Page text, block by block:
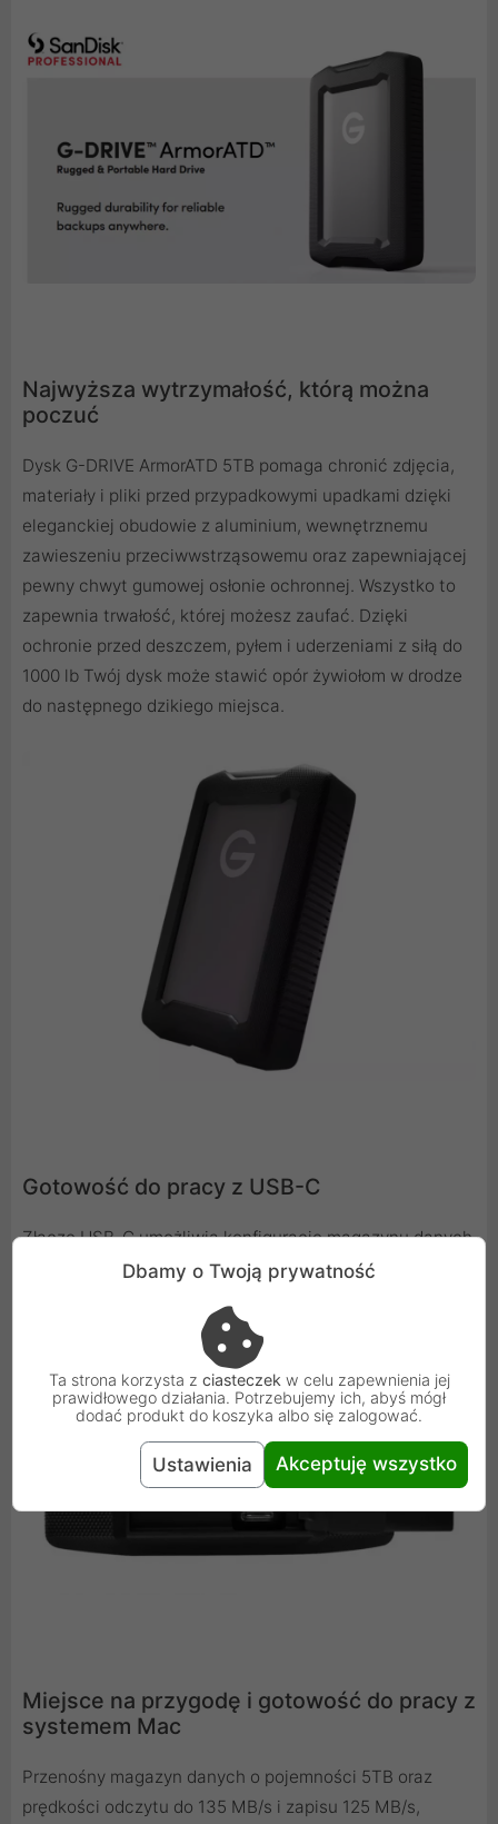
Najwyższa wytrzymałość, którą można
poczuć
Dysk G-DRIVE ArmorATD 5TB pomaga chronić zdjęcia,
materiały i pliki przed przypadkowymi upadkami dzięki
eleganckiej obudowie z aluminium, wewnętrznemu
zawieszeniu przeciwwstrząsowemu oraz zapewniającej
pewny chwyt gumowej osłonie ochronnej. Wszystko to
zapewnia trwałość, której możesz zaufać. Dzięki
ochronie przed deszczem, pyłem i uderzeniami z siłą do
1000 lb Twój dysk może stawić opór żywiołom w drodze
do następnego dzikiego miejsca.
Gotowość do pracy z USB-C
Złącze USB-C umożliwia konfigurację magazynu danych
w technologii "plug and play". Urządzenie posiada
adapterem USB-C - USB-A dla zapewnienia zgodności z
Miejsce na przygodę i gotowość do pracy z
systemem Mac
Przenośny magazyn danych o pojemności 5TB oraz
prędkości odczytu do 135 MB/s i zapisu 125 MB/s,
Dbamy o Twoją prywatność
Ta strona korzysta z ciasteczek w celu zapewnienia jej
prawidłowego działania. Potrzebujemy ich, abyś mógł
dodać produkt do koszyka albo się zalogować.
Ustawienia Akceptuję wszystko